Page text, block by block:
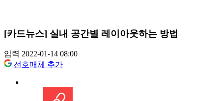
[카드뉴스] 실내 공간별 레이아웃하는 방법
입력 2022-01-14 08:00
선호매체 추가